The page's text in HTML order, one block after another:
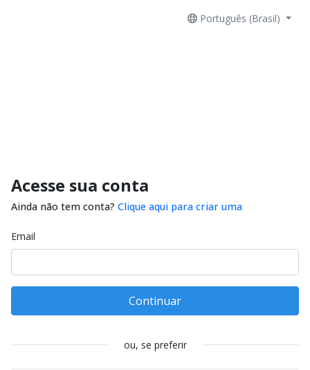
Português (Brasil)
Acesse sua conta
Ainda não tem conta? Clique aqui para criar uma
Email
Continuar
ou, se preferir